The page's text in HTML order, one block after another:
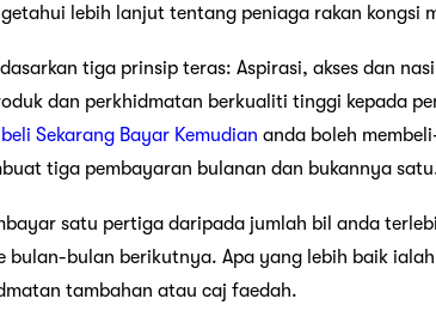
lebih lanjut tentang peniaga rakan kongsi
tiga prinsip teras: Aspirasi, akses dan
dan perkhidmatan berkualiti tinggi kepada
beli Sekarang Bayar Kemudian anda boleh
tiga pembayaran bulanan dan bukannya
satu pertiga daripada jumlah bil anda
bulan-bulan berikutnya. Apa yang lebih baik
tambahan atau caj faedah.